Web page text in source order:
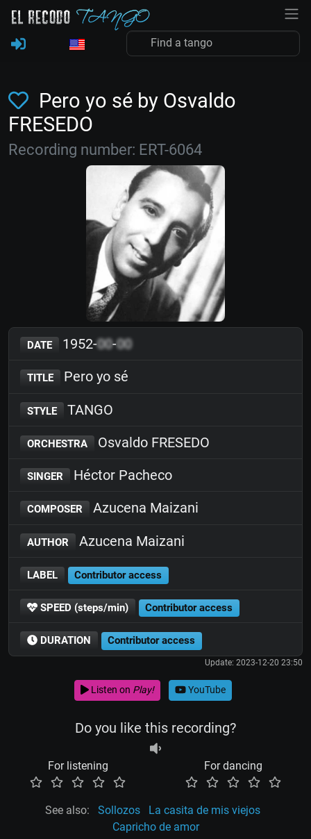
Pero yo sé by Osvaldo
FRESEDO
Recording number: ERT-6064
DATE 1952-00-00
TITLE Pero yo sé
STYLE TANGO
ORCHESTRA Osvaldo FRESEDO
SINGER Héctor Pacheco
COMPOSER Azucena Maizani
AUTHOR Azucena Maizani
LABEL Contributor access
SPEED (steps/min) Contributor access
DURATION Contributor access
Update: 2023-12-20 23:50
Listen on Play! YouTube
Do you like this recording?
For listening For dancing
See also: Sollozos
La casita de mis viejos
Capricho de amor